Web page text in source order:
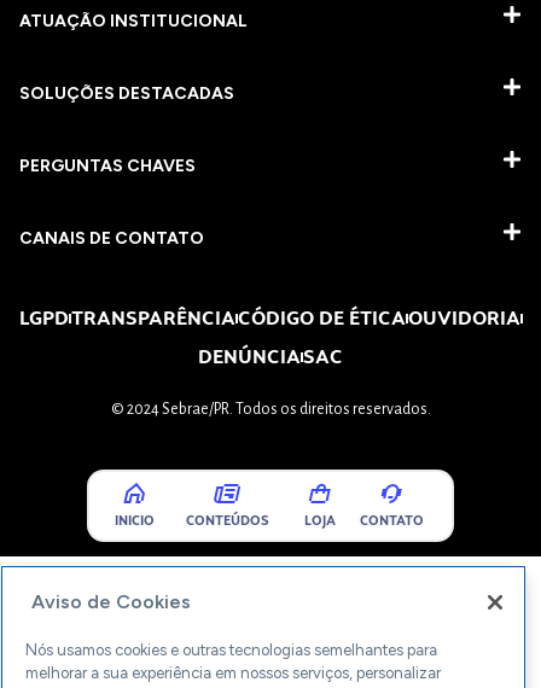
ATUAÇÃO INSTITUCIONAL
SOLUÇÕES DESTACADAS
PERGUNTAS CHAVES​
CANAIS DE CONTATO
LGPDTRANSPARÊNCIACÓDIGO DE ÉTICAOUVIDORIA
DENÚNCIASAC
© 2024 Sebrae/PR. Todos os direitos reservados.
INICIO CONTEÚDOS LOJA CONTATO
Aviso de Cookies
Nós usamos cookies e outras tecnologias semelhantes para
melhorar a sua experiência em nossos serviços, personalizar